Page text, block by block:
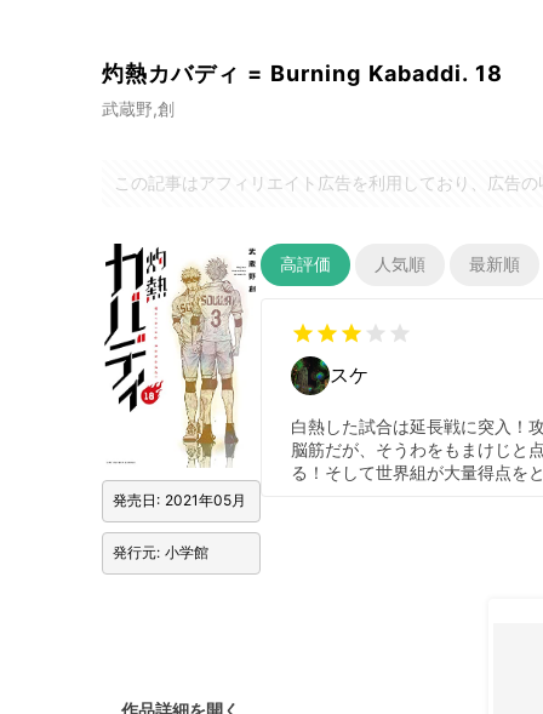
灼熱カバディ = Burning Kabaddi. 18
武蔵野,創
この記事はアフィリエイト広告を利用しており、広告の
発売日: 2021年05月
発行元: 小学館
高評価 人気順 最新順
star star star star star
スケ
白熱した試合は延長戦に突入！
脳筋だが、そうわをもまけじと
る！そして世界組が大量得点をと